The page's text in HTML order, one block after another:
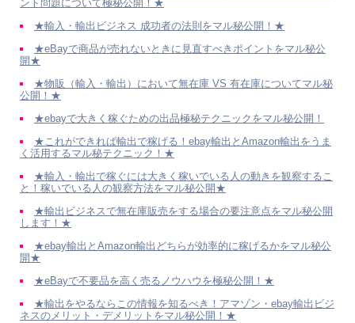
ント問題について極秘公開！★
★輸入・輸出ビジネス 成功者の法則をマル秘公開！★
★eBayで商品が売れないときに見直すべきポイントをマル秘公
開★
★物販（輸入・輸出）において無在庫 VS 有在庫についてマル秘
公開！★
★ebayで大きく稼ぐための出品極秘テクニックをマル秘公開！
★これができれば輸出で稼げる！ebay輸出とAmazon輸出をうま
く活用するマル秘テクニック！★
★輸入・輸出で稼ぐには大きく稼いでいる人の動きを観察するこ
と！稼いでいる人の観察方法をマル秘公開★
★輸出ビジネスで無在庫販売をする場合の要注意点をマル秘公開
します！★
★ebay輸出とAmazon輸出どちらが効率的に稼げるかをマル秘公
開★
★eBayで不要品を高く売るノウハウを極秘公開！★
★輸出をやるならこの情報を知るべき！アマゾン・ebay輸出ビジ
ネスのメリット・デメリットをマル秘公開！★